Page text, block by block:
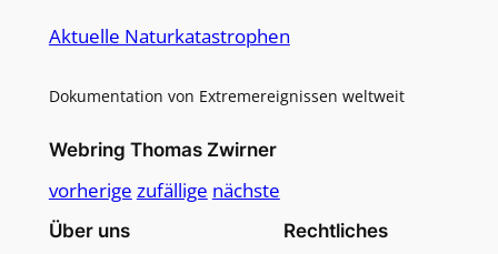
Aktuelle Naturkatastrophen
Dokumentation von Extremereignissen weltweit
Webring Thomas Zwirner
vorherige zufällige nächste
Über uns Rechtliches